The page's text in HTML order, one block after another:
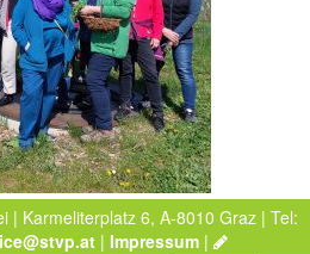
| Karmeliterplatz 6, A-8010 Graz | Tel:
| Impressum |